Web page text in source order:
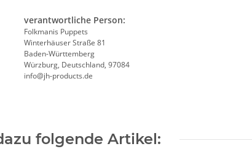
verantwortliche Person:
Folkmanis Puppets
Winterhäuser Straße 81
Baden-Württemberg
Würzburg, Deutschland, 97084
info@jh-products.de
folgende Artikel: